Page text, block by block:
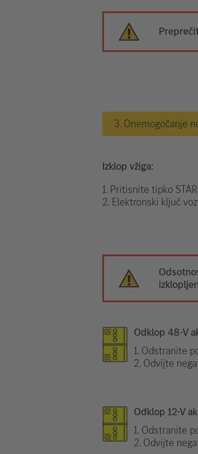
3. Onemogočanje
Izklop vžiga:
1. Pritisnite tipko
2. Elektronski ključ
Odklop 48-V
1. Odstranite
2. Odvijte
Odklop 12-V
1. Odstranite
2. Odvijte